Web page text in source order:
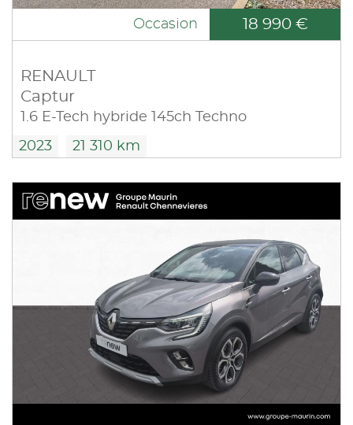
Occasion 18 990 €
RENAULT
Captur
1.6 E-Tech hybride 145ch Techno
2023 21 310 km